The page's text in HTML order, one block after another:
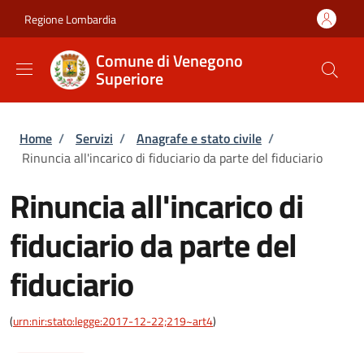
Regione Lombardia
Comune di Venegono
Superiore
Briciole di pane
Home / Servizi / Anagrafe e stato civile /
Rinuncia all'incarico di fiduciario da parte del fiduciario
Rinuncia all'incarico di
fiduciario da parte del
fiduciario
(urn:nir:stato:legge:2017-12-22;219~art4)